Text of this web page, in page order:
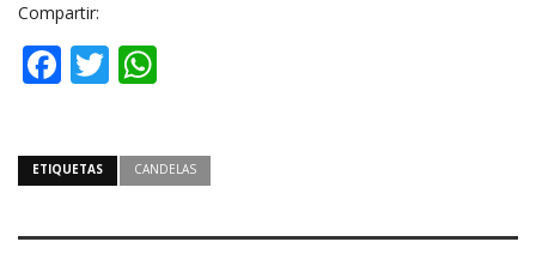
Compartir:
Facebook
Twitter
ETIQUETAS CANDELAS